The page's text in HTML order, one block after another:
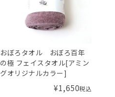
おぼろタオル おぼろ百年
の極 フェイスタオル[アミン
グオリジナルカラー]
¥1,650税込